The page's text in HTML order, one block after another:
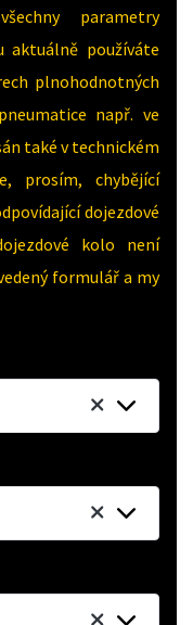
parametry
aktuálně používáte
plnohodnotných
např. ve
také v technickém
prosím, chybějící
dojezdové
kolo není
formulář a my